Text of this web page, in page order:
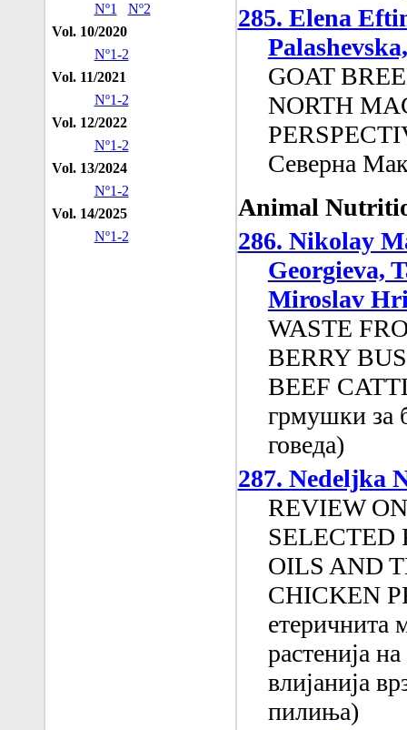
Nº1
Nº2
Vol. 10/2020
Nº1-2
Vol. 11/2021
Nº1-2
Vol. 12/2022
Nº1-2
Vol. 13/2024
Nº1-2
Vol. 14/2025
Nº1-2
285. Elena
GOAT
NORTH
Северна
Animal
286. Nikolay
Georgieva,
Miroslav
WASTE
BERRY
BEEF
грмушки за
говеда)
287. Nedeljka
REVIEW
SELECTED
OILS AND
CHICKEN
етеричнита
растенија
влијанија
пилиња)